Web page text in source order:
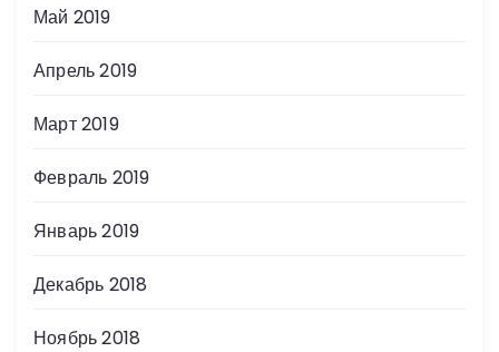
Май 2019
Апрель 2019
Март 2019
Февраль 2019
Январь 2019
Декабрь 2018
Ноябрь 2018